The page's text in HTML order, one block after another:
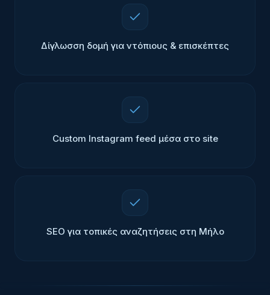
Δίγλωσση δομή για ντόπιους & επισκέπτες
Custom Instagram feed μέσα στο site
SEO για τοπικές αναζητήσεις στη Μήλο